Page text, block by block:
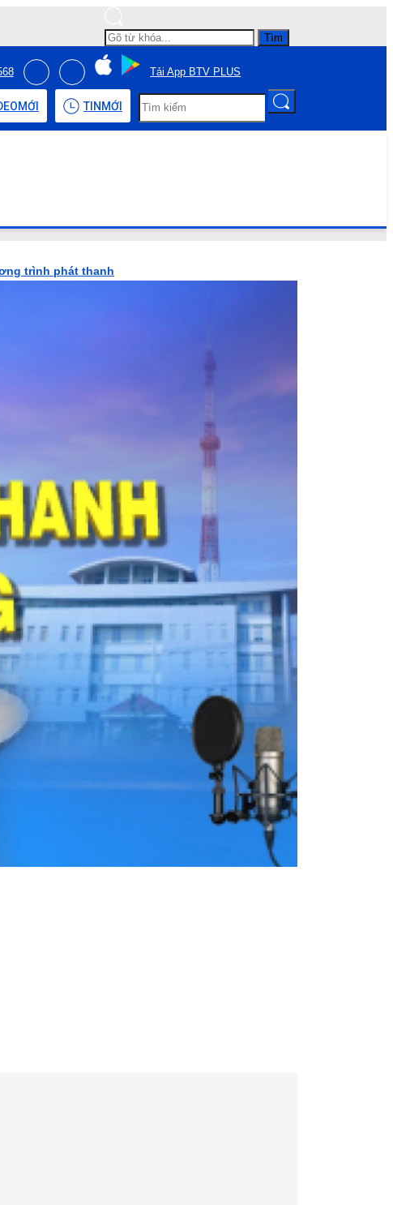
Tìm
Tải App BTV PLUS
MỚI TIN MỚI
trình phát thanh